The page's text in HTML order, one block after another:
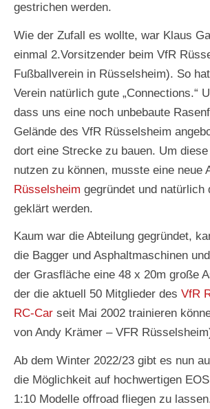
gestrichen werden.
Wie der Zufall es wollte, war Klaus
einmal 2.Vorsitzender beim VfR
Fußballverein in Rüsselsheim). So
Verein natürlich gute „Connections.“
dass uns eine noch unbebaute
Gelände des VfR Rüsselsheim
dort eine Strecke zu bauen. Um
nutzen zu können, musste eine neue
Rüsselsheim gegründet und natürlich
geklärt werden.
Kaum war die Abteilung gegründet,
die Bagger und Asphaltmaschinen
der Grasfläche eine 48 x 20m große
der die aktuell 50 Mitglieder desVfR
RC-Car seit Mai 2002 trainieren
von Andy Krämer – VFR
Ab dem Winter 2022/23 gibt es nun
die Möglichkeit auf hochwertigen
1:10 Modelle offroad fliegen zu